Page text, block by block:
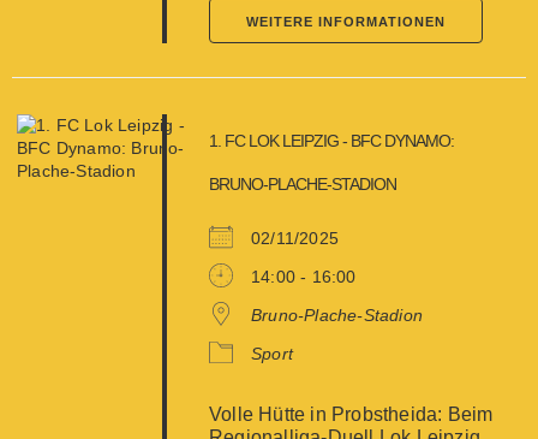
WEITERE INFORMATIONEN
1. FC LOK LEIPZIG - BFC DYNAMO:
BRUNO-PLACHE-STADION
02/11/2025
14:00 - 16:00
Bruno-Plache-Stadion
Sport
Volle Hütte in Probstheida: Beim